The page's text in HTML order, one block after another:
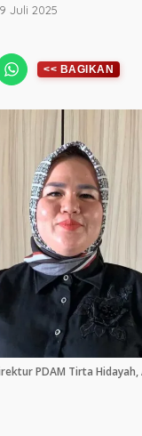
9 Juli 2025
PDAM Tirta Hidayah,